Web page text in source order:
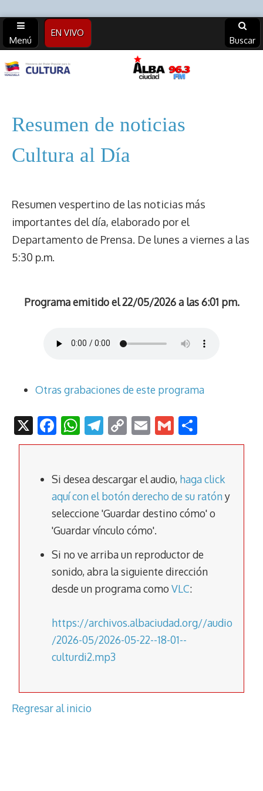
Menú
EN VIVO
Buscar
Alba
Ciudad
96.3 FM
(Archivos)
Resumen de noticias
Cultura al Día
Resumen vespertino de las noticias más
importantes del día, elaborado por el
Departamento de Prensa. De lunes a viernes a las
5:30 p.m.
Programa emitido el 22/05/2026 a las 6:01 pm.
Otras grabaciones de este programa
X F
ac
b
o
o
k
W
h
s
A
p
p
T
el
gr
a
m
C
o
y
Li
n
k
E
m
l
G
m
l
o
p
ar
tir
Si desea descargar el audio, haga click
aquí con el botón derecho de su ratóny
seleccione 'Guardar destino cómo' o
'Guardar vínculo cómo'.
Si no ve arriba un reproductor de
sonido, abra la siguiente dirección
desde un programa como VLC:
https://archivos.albaciudad.org//audio
/2026-05/2026-05-22--18-01--
culturdi2.mp3
Regresar al inicio